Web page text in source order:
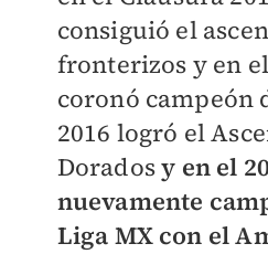
consiguió el
fronterizos y en el
coronó campeón
2016 logró el
Doradosy en el
nuevamente
Liga MX con el